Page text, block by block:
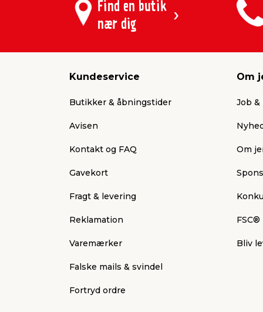
og fordeles derefter med en svamp
Det gør produkterne anvendelige til
Køb Fairy hos jem
eller vil fylde op i rengøringsskabet, kan
Find en butik
nær dig
Kundeservice
Butikker & åbningstider
Avisen
Kontakt og FAQ
Gavekort
Fragt & levering
Reklamation
Varemærker
Falske mails & svindel
Fortryd ordre
Om
Job &
Om
FSC®
Bliv